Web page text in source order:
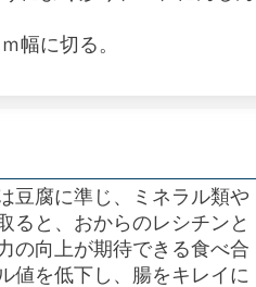
幅に切る。
豆腐に準じ、ミネラル類や
ると、おからのレシチンと
の向上が期待できる食べ合
値を低下し、腸をキレイに